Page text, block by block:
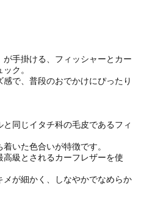
手掛ける、フィッシャーとカー
ク。
で、普段のおでかけにぴったり
同じイタチ科の毛皮であるフィ
いた色合いが特徴です。
級とされるカーフレザーを使
が細かく、しなやかでなめらか